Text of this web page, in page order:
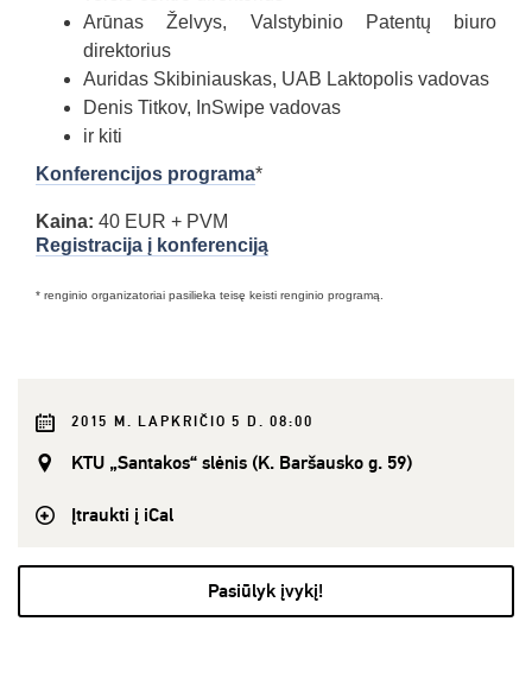
Arūnas Želvys, Valstybinio Patentų biuro
direktorius
Auridas Skibiniauskas, UAB Laktopolis vadovas
Denis Titkov, InSwipe vadovas
ir kiti
Konferencijos programa*
Kaina: 40 EUR + PVM
Registracija į konferenciją
* renginio organizatoriai pasilieka teisę keisti renginio programą.
2015 M. LAPKRIČIO 5 D. 08:00
KTU „Santakos“ slėnis (K. Baršausko g. 59)
Įtraukti į iCal
Pasiūlyk įvykį!